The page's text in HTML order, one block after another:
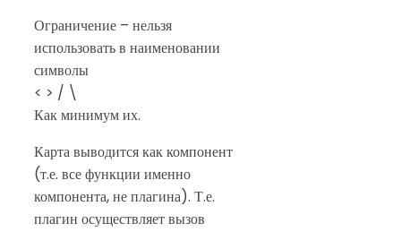
Ограничение – нельзя
использовать в наименовании
символы
< > / \
Как минимум их.
Карта выводится как компонент
(т.е. все функции именно
компонента, не плагина). Т.е.
плагин осуществляет вызов